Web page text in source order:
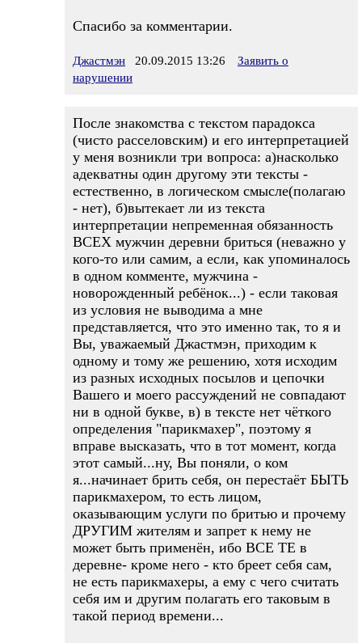
Спасибо за комментарии.
Джастмэн 20.09.2015 13:26
Заявить о
нарушении
После знакомства с текстом парадокса
(чисто расселовским) и его интерпретацией
у меня возникли три вопроса: а)насколько
адекватны один другому эти тексты -
естественно, в логическом смысле(полагаю
- нет), б)вытекает ли из текста
интерпретации непременная обязанность
ВСЕХ мужчин деревни бриться (неважно у
кого-то или самим, а если, как упоминалось
в одном комменте, мужчина -
новорожденный ребёнок...) - если таковая
из условия не выводима а мне
представляется, что это именно так, то я и
Вы, уважаемый Джастмэн, приходим к
одному и тому же решению, хотя исходим
из разных исходных посылов и цепочки
Вашего и моего рассуждений не совпадают
ни в одной букве, в) в тексте нет чёткого
определения "парикмахер", поэтому я
вправе высказать, что в тот момент, когда
этот самый...ну, Вы поняли, о ком
я...начинает брить себя, он перестаёт БЫТЬ
парикмахером, то есть лицом,
оказывающим услуги по бритью и прочему
ДРУГИМ жителям и запрет к нему не
может быть применён, ибо ВСЕ ТЕ в
деревне- кроме него - кто бреет себя сам,
не есть парикмахеры, а ему с чего считать
себя им и другим полагать его таковым в
такой период времени...